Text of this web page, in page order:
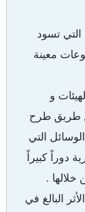
التي تسود
معينة
و
عن طريق طرح
التي
دوراً كبيراً
خلالها .
البالغ في